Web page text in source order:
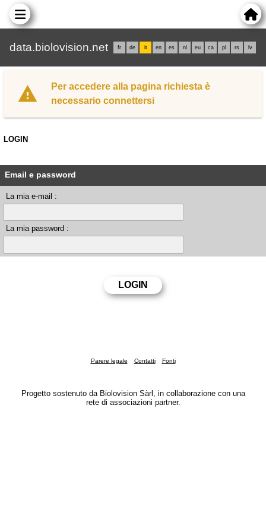
data.biolovision.net fr de it en es nl eu ca pl rs lv
Per accedere alla pagina richiesta è
necessario connettersi
LOGIN
Email e password
La mia e-mail :
La mia password :
Parere legale Contatti Fonti
Progetto sostenuto da Biolovision Sàrl, in collaborazione con una
rete di associazioni partner.